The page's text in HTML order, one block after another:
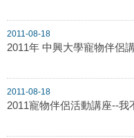
2011-08-18
2011年 中興大學寵物伴侶
2011-08-18
2011寵物伴侶活動講座--我